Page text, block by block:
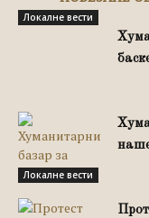
Локалне вести
Локалне вести